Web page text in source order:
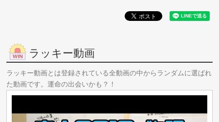
ラッキー動画
ラッキー動画とは登録されている全動画の中からランダムに選ばれ
た動画です。運命の出会いかも？！